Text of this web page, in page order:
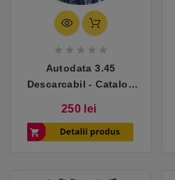
    
Autodata 3.45
Descarcabil - Catalog
250 lei